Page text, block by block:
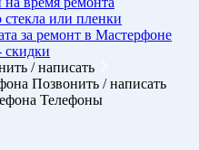
или пленки
за ремонт в Мастерфоне
/ написать
Позвонить / написать
Телефоны